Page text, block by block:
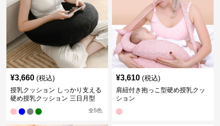
¥3,660 (税込)
授乳クッション しっかり支える
硬め授乳クッション 三日月型
全5色
¥3,610 (税込)
肩紐付き抱っこ型硬め授乳クッ
ション